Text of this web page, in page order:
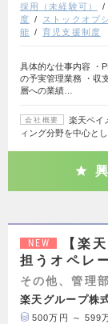
採用（未経験可）
度
ストックオプ
能
育児支援制度
具体的な仕事内容 ・
の予実管理業務 ・収
層への業績…
会社概要
楽天ペイ
ィング分野を中心と
NEW
【楽
担うオペレ
その他、管理
楽天グループ株
500万円 ～ 599